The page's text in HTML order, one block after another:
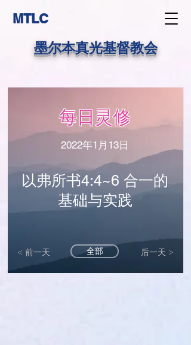
MTLC
墨尔本真光基督教会
每日灵修
2022年1月13日
以弗所书4:4~6 合一的
基础与实践
< 前一天 全部 后一天 >